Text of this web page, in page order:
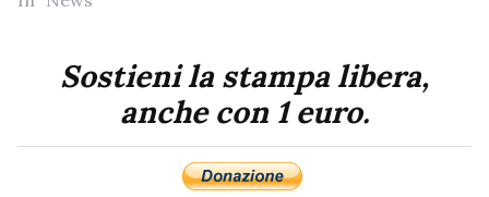
Sostieni la stampa libera,
anche con 1 euro.